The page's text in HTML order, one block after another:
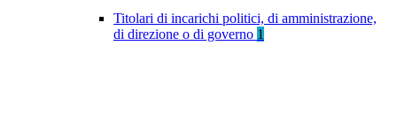
Titolari di incarichi politici, di amministrazione,
di direzione o di governo 1